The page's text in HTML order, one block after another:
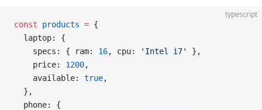
typescript
const products = {
  laptop: {
    specs: { ram:
16, cpu: 'Intel i7'
},
    price:
1200,
    available:
true,
  },
  phone: {